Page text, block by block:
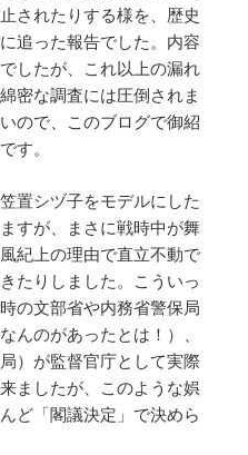
されたりする様を、歴史
追った報告でした。内容
したが、これ以上の漏れ
密な調査には圧倒されま
ので、このブログで御紹
す。
置シヅ子をモデルにした
すが、まさに戦時中が舞
紀上の理由で直立不動で
たりしました。こういっ
の文部省や内務省警保局
んのがあったとは！）、
）が監督官庁として実際
ましたが、このような娯
ど「閣議決定」で決めら